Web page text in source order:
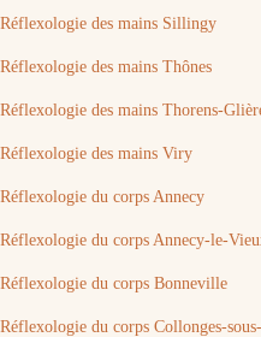
Réflexologie des mains Sillingy
Réflexologie des mains Thônes
Réflexologie des mains Thorens-
Réflexologie des mains Viry
Réflexologie du corps Annecy
Réflexologie du corps Annecy-le-
Réflexologie du corps Bonneville
Réflexologie du corps Collonges-